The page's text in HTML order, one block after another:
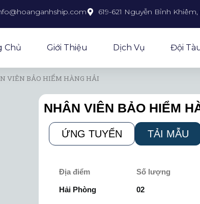
619-621 Nguyễn Bỉnh
Chủ Giới Thiệu Dịch Vụ Đội
VIÊN BẢO HIỂM HÀNG HẢI
NHÂN VIÊN BẢO HIỂM
ỨNG TUYỂN TẢI MẪU
Địa điểm
Hải Phòng
Số lượng
02